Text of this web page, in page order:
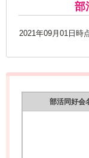
部
2021年09月01日時
部活同好会